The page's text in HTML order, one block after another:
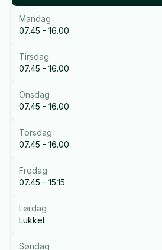
Mandag
07.45 - 16.00
Tirsdag
07.45 - 16.00
Onsdag
07.45 - 16.00
Torsdag
07.45 - 16.00
Fredag
07.45 - 15.15
Lørdag
Lukket
Søndag